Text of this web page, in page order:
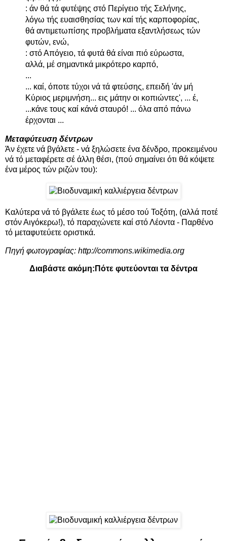
: άν θά τά φυτέψης στό Περίγειο τής Σελήνης,
λόγω τής ευαισθησίας των καί τής καρποφορίας,
θά αντιμετωπίσης προβλήματα εξαντλήσεως τών
φυτών, ενώ,
: στό Απόγειο, τά φυτά θά είναι πιό εύρωστα,
αλλά, μέ σημαντικά μικρότερο καρπό,
...
... καί, όποτε τύχοι νά τά φτεύσης, επειδή 'άν μή
Κύριος μεριμνήση... εις μάτην οι κοπιώντες', ... έ,
...κάνε τους καί κάνά σταυρό! ... όλα από πάνω
έρχονται ...
Μεταφύτευση δέντρων
Άν έχετε νά βγάλετε - νά ξηλώσετε ένα δένδρο, προκειμένου
νά τό μεταφέρετε σέ άλλη θέσι, (πού σημαίνει ότι θά κόψετε
ένα μέρος τών ριζών του):
Καλύτερα νά τό βγάλετε έως τό μέσο τού Τοξότη, (αλλά ποτέ
στόν Αιγόκερω!), τό παραχώνετε καί στό Λέοντα - Παρθένο
τό μεταφυτεύετε οριστικά.
Πηγή φωτογραφίας: http://commons.wikimedia.org
Διαβάστε ακόμη: Πότε φυτεύονται τα δέντρα